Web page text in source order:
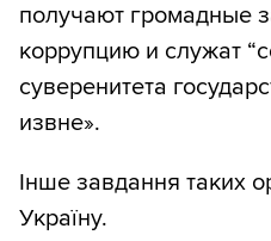
получают громадные
коррупцию и служат
суверенитета
извне».
Інше завдання таких
Україну.